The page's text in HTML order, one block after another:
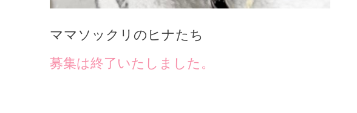
ママソックリのヒナたち
募集は終了いたしました。